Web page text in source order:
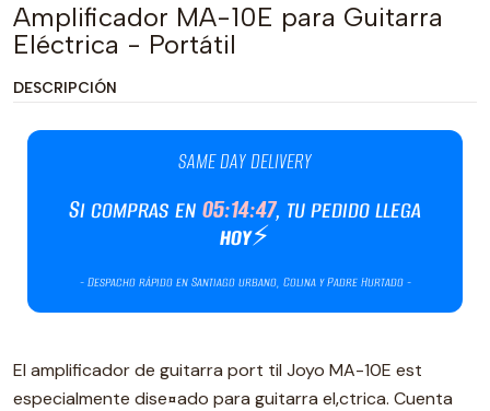
Amplificador MA-10E para Guitarra
Eléctrica - Portátil
DESCRIPCIÓN
El amplificador de guitarra port til Joyo MA-10E est
especialmente dise¤ado para guitarra el‚ctrica. Cuenta